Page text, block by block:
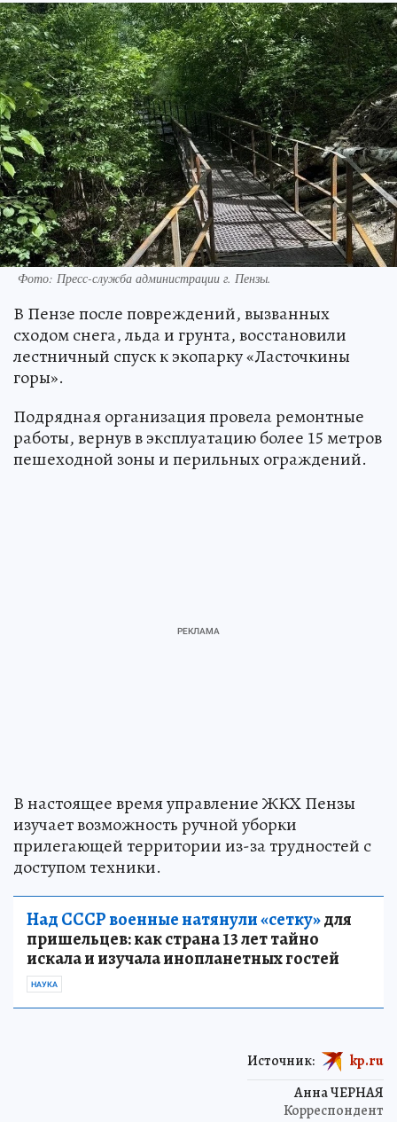
Фото: Пресс-служба администрации г. Пензы.
В Пензе после повреждений, вызванных
сходом снега, льда и грунта, восстановили
лестничный спуск к экопарку «Ласточкины
горы».
Подрядная организация провела ремонтные
работы, вернув в эксплуатацию более 15 метров
пешеходной зоны и перильных ограждений.
В настоящее время управление ЖКХ Пензы
изучает возможность ручной уборки
прилегающей территории из-за трудностей с
доступом техники.
Над СССР военные натянули «сетку»для
пришельцев: как страна 13 лет тайно
искала и изучала инопланетных гостей
НАУКА
Анна ЧЕРНАЯ
Корреспондент
Источник: kp.ru